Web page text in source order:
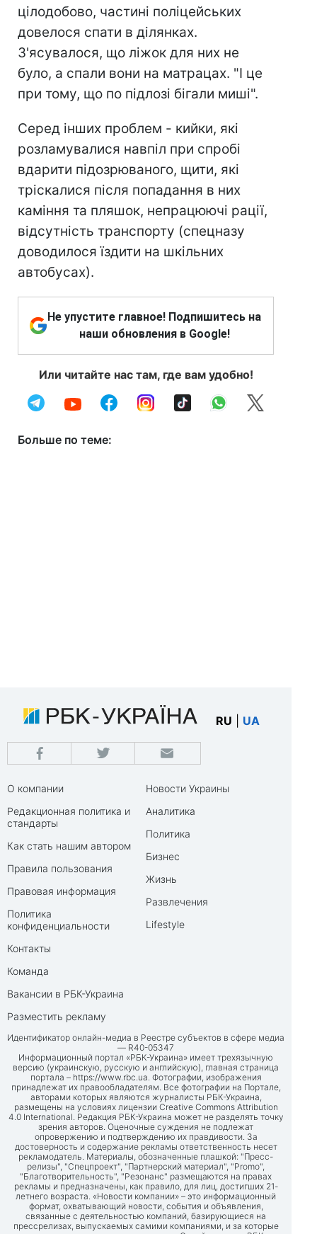
цілодобово, частині поліцейських
довелося спати в ділянках.
З'ясувалося, що ліжок для них не
було, а спали вони на матрацах. "І це
при тому, що по підлозі бігали миші".
Серед інших проблем - кийки, які
розламувалися навпіл при спробі
вдарити підозрюваного, щити, які
тріскалися після попадання в них
каміння та пляшок, непрацюючі рації,
відсутність транспорту (спецназу
доводилося їздити на шкільних
автобусах).
Не упустите главное! Подпишитесь на
наши обновления в Google!
Или читайте нас там, где вам удобно!
Больше по теме:
RU UA
О компании
Редакционная политика и
стандарты
Как стать нашим автором
Правила пользования
Правовая информация
Политика
конфиденциальности
Контакты
Команда
Вакансии в РБК-Украина
Разместить рекламу
Новости Украины
Аналитика
Политика
Бизнес
Жизнь
Развлечения
Lifestyle
Идентификатор онлайн-медиа в Реестре субъектов в сфере медиа
— R40-05347
Информационный портал «РБК-Украина» имеет трехязычную
версию (украинскую, русскую и английскую), главная страница
портала – https://www.rbc.ua. Фотографии, изображения
принадлежат их правообладателям. Все фотографии на Портале,
авторами которых являются журналисты РБК-Украина,
размещены на условиях лицензии Creative Commons Attribution
4.0 International. Редакция РБК-Украина может не разделять точку
зрения авторов. Оценочные суждения не подлежат
опровержению и подтверждению их правдивости. За
достоверность и содержание рекламы ответственность несет
рекламодатель. Материалы, обозначенные плашкой: "Пресс-
релизы", "Спецпроект", "Партнерский материал", "Promo",
"Благотворительность", "Резонанс" размещаются на правах
рекламы и предназначены, как правило, для лиц, достигших 21-
летнего возраста. «Новости компании» – это информационный
формат, охватывающий новости, события и объявления,
связанные с деятельностью компаний, базирующиеся на
прессрелизах, выпускаемых самими компаниями, и за которые